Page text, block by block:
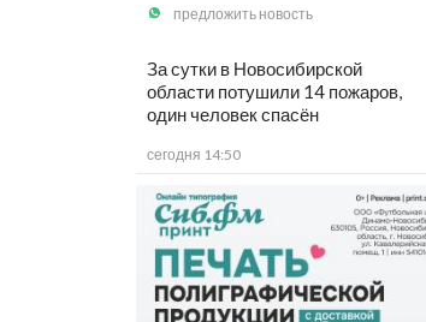
предложить новость
За сутки в Новосибирской
области потушили 14 пожаров,
один человек спасён
сегодня 14:50